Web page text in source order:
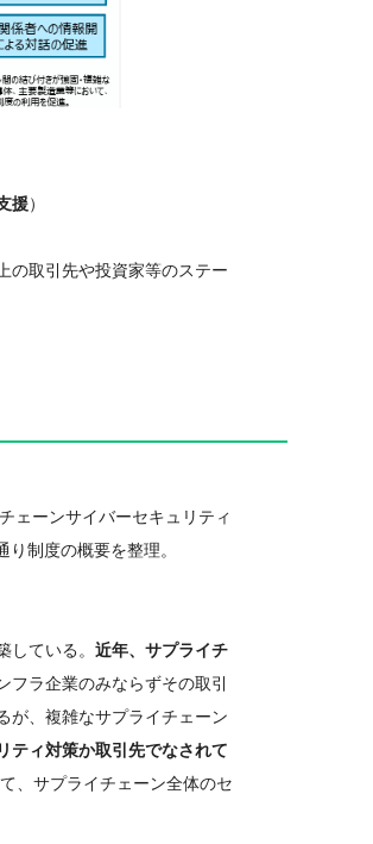
援）
の取引先や投資家等のステー
ェーンサイバーセキュリティ
制度の概要を整理。
ている。 近年、サプライチ
フラ企業のみならずその取引
が、複雑なサプライチェーン
ティ対策か取引先でなされて
、サプライチェーン全体のセ